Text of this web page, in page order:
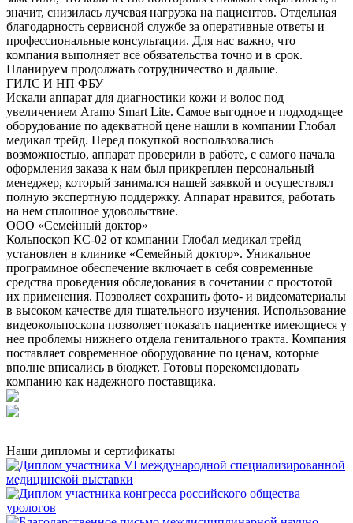
значит, снизилась лучевая нагрузка на пациентов. Отдельная
благодарность сервисной службе за оперативные ответы и
профессиональные консультации. Для нас важно, что
компания выполняет все обязательства точно и в срок.
Планируем продолжать сотрудничество и дальше.
ГИЛС И НП ФБУ
Искали аппарат для диагностики кожи и волос под
увеличением Aramo Smart Lite. Самое выгодное и подходящее
оборудование по адекватной цене нашли в компании Глобал
медикал трейд. Перед покупкой воспользовались
возможностью, аппарат проверили в работе, с самого начала
оформления заказа к нам был прикреплен персональный
менеджер, который занимался нашей заявкой и осуществлял
полную экспертную поддержку. Аппарат нравится, работать
на нем сплошное удовольствие.
ООО «Семейный доктор»
Кольпоскоп КС-02 от компании Глобал медикал трейд
установлен в клинике «Семейный доктор». Уникальное
программное обеспечение включает в себя современные
средства проведения обследования в сочетании с простотой
их применения. Позволяет сохранить фото- и видеоматериалы
в высоком качестве для тщательного изучения. Использование
видеокольпоскопа позволяет показать пациентке имеющиеся у
нее проблемы нижнего отдела генитального тракта. Компания
поставляет современное оборудование по ценам, которые
вполне вписались в бюджет. Готовы порекомендовать
компанию как надежного поставщика.
Наши дипломы и сертификаты